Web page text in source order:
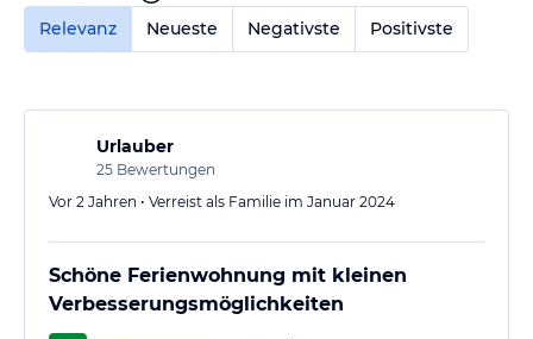
Relevanz
Neueste Negativste Positivste
Urlauber
25 Bewertungen
Vor 2 Jahren • Verreist als Familie im Januar 2024
Schöne Ferienwohnung mit kleinen
Verbesserungsmöglichkeiten